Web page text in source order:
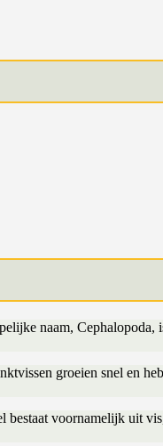
naam,
groeien snel en
voornamelijk uit